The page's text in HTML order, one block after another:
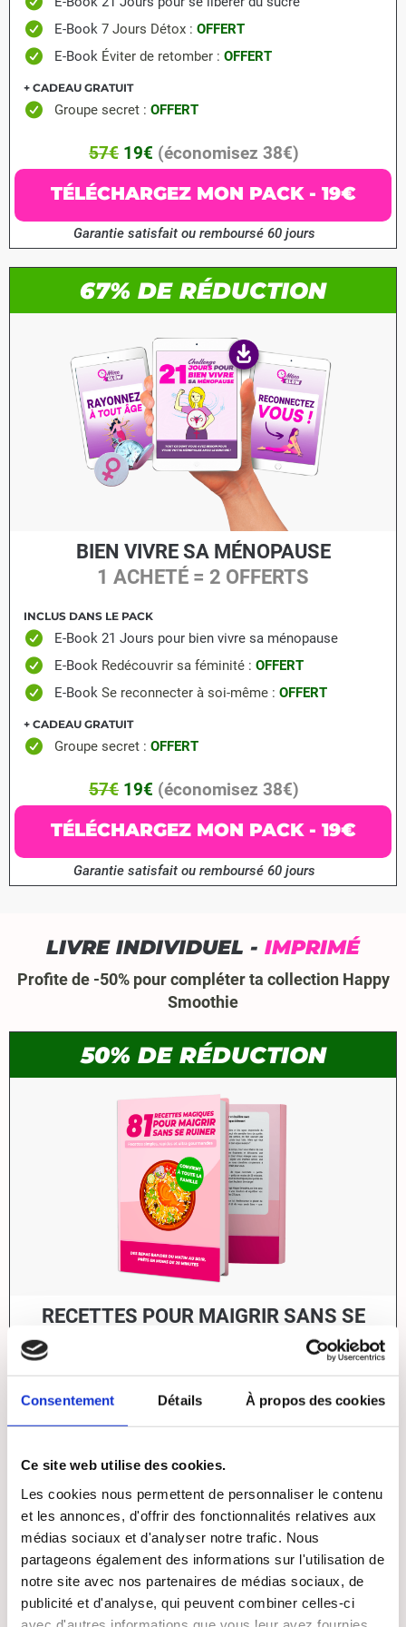
Consentement Détails À propos des cookies
Ce site web utilise des cookies.
Les cookies nous permettent de personnaliser le contenu
et les annonces, d'offrir des fonctionnalités relatives aux
médias sociaux et d'analyser notre trafic. Nous
partageons également des informations sur l'utilisation de
notre site avec nos partenaires de médias sociaux, de
publicité et d'analyse, qui peuvent combiner celles-ci
E-Book 7 Jours Détox : OFFERT
E-Book Éviter de retomber : OFFERT
+ CADEAU GRATUIT
Groupe secret : OFFERT
57€ 19€ (économisez 38€)
TÉLÉCHARGEZ MON PACK - 19€
Garantie satisfait ou remboursé 60 jours
67% DE RÉDUCTION
BIEN VIVRE SA MÉNOPAUSE
1 ACHETÉ = 2 OFFERTS
INCLUS DANS LE PACK
E-Book 21 Jours pour bien vivre sa ménopause
E-Book Redécouvrir sa féminité : OFFERT
E-Book Se reconnecter à soi-même : OFFERT
+ CADEAU GRATUIT
Groupe secret : OFFERT
57€ 19€ (économisez 38€)
TÉLÉCHARGEZ MON PACK - 19€
Garantie satisfait ou remboursé 60 jours
LIVRE INDIVIDUEL - IMPRIMÉ
Profite de -50% pour compléter ta collection Happy
Smoothie
50% DE RÉDUCTION
RECETTES POUR MAIGRIR SANS SE
Livre papier81 Recettes magiques pour maigrir sans se
ruiner : 29.90€ 28.50€
+ CADEAUX GRATUITS
ruiner: 19€OFFERT
Livraison: 7.40€OFFERT
Groupe secret :
56.30€ 28.50€ (économisez 27.80€)
JE ME FAIS LIVRER - 28.50€